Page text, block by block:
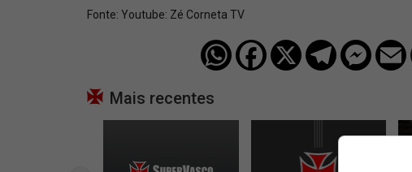
Fonte: Youtube: Zé Corneta TV
Mais recentes